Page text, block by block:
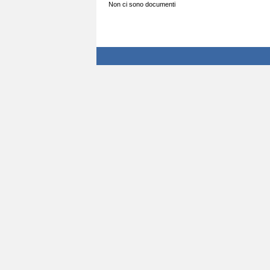
Non ci sono documenti